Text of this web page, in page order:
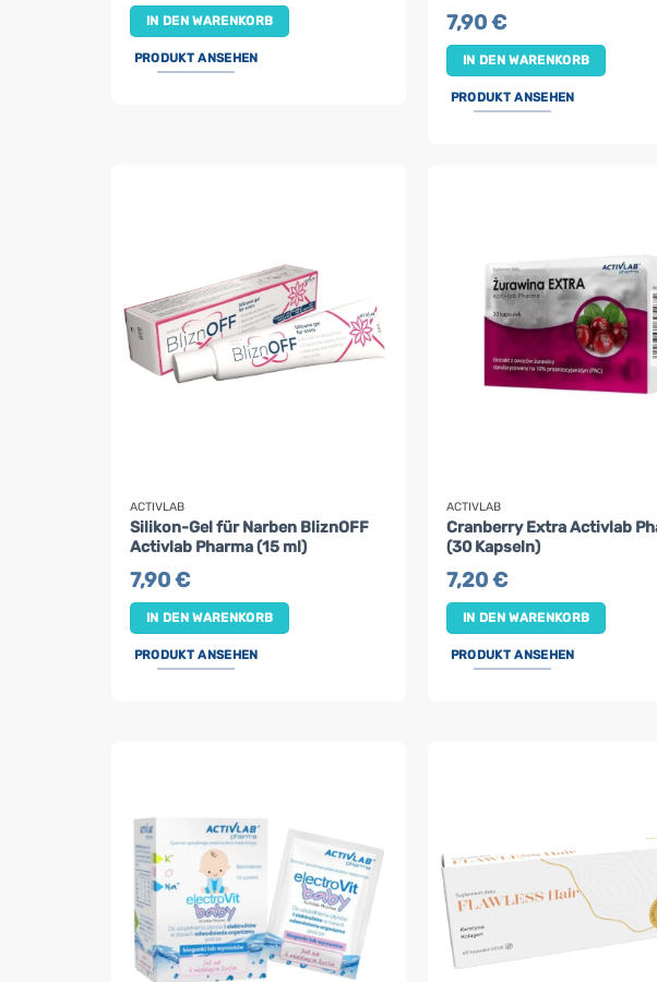
IN DEN WARENKORB
PRODUKT ANSEHEN
7,90€
IN DEN WARENKORB
PRODUKT ANSEHEN
ACTIVLAB
Silikon-Gel für Narben BliznOFF
Activlab Pharma (15 ml)
7,90€
IN DEN WARENKORB
PRODUKT ANSEHEN
ACTIVLAB
Cranberry Extra Activlab
(30 Kapseln)
7,20€
IN DEN WARENKORB
PRODUKT ANSEHEN